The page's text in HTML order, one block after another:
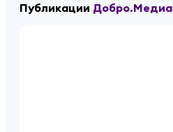
Публикации Добро.Медиа